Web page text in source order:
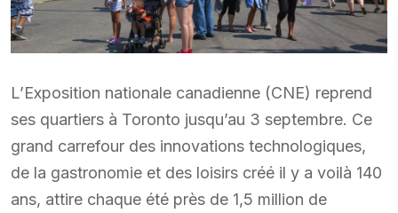
L’Exposition nationale canadienne (CNE) reprend
ses quartiers à Toronto jusqu’au 3 septembre. Ce
grand carrefour des innovations technologiques,
de la gastronomie et des loisirs créé il y a voilà 140
ans, attire chaque été près de 1,5 million de